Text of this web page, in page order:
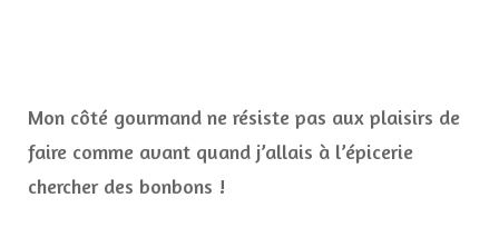
Mon côté gourmand ne résiste pas aux plaisirs de
faire comme avant quand j’allais à l’épicerie
chercher des bonbons !